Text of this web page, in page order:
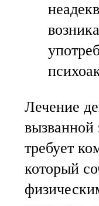
Лечение
вызванной
требует
который